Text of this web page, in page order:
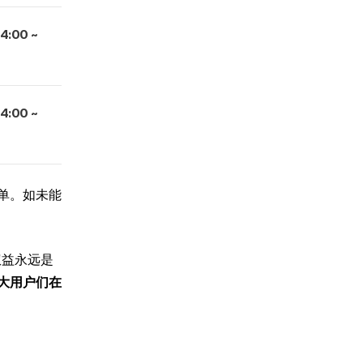
~
~
。如未能
永远是
用户们在